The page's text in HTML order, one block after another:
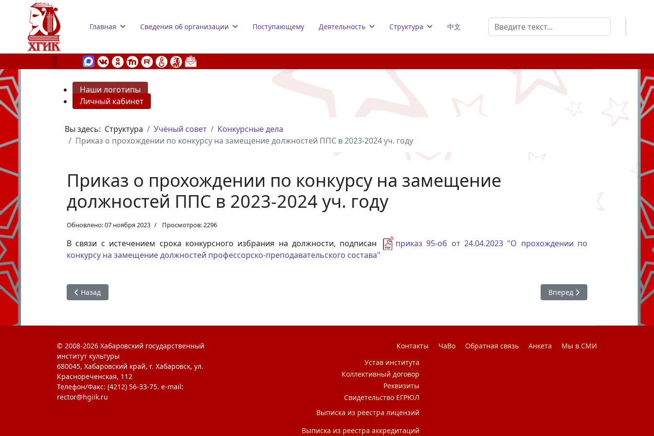
Главная Сведения об организации Поступающему Деятельность Структура 中文
Поиск
Наши логотипы
Личный кабинет
Вы здесь: Структура Учёный совет
Конкурсные дела
Приказ о прохождении по конкурсу на замещение должностей ППС в 2023-2024 уч. году
Приказ о прохождении по конкурсу на замещение
должностей ППС в 2023-2024 уч. году
Обновлено: 07 ноября 2023 Просмотров: 2296
В связи с истечением срока конкурсного избрания на должности, подписан
приказ 95-об от 24.04.2023 "О прохождении по
конкурсу на замещение должностей профессорско-преподавательского состава"
Предыдущий: Список педагогических работников, у которых в 2025/2026 учебном году истекает срок трудового договора
Назад Следующий: Приказ о
Вперед
© 2008-2026 Хабаровский государственный
институт культуры
680045, Хабаровский край, г. Хабаровск, ул.
Краснореченская, 112
Телефон/Факс: (4212) 56-33-75. e-mail:
rector@hgiik.ru
Контакты ЧаВо Обратная связь Анкета
Мы в СМИ
Устав института
Коллективный договор
Реквизиты
Свидетельство ЕГРЮЛ
Выписка из реестра лицензий
Выписка из реестра аккредитаций